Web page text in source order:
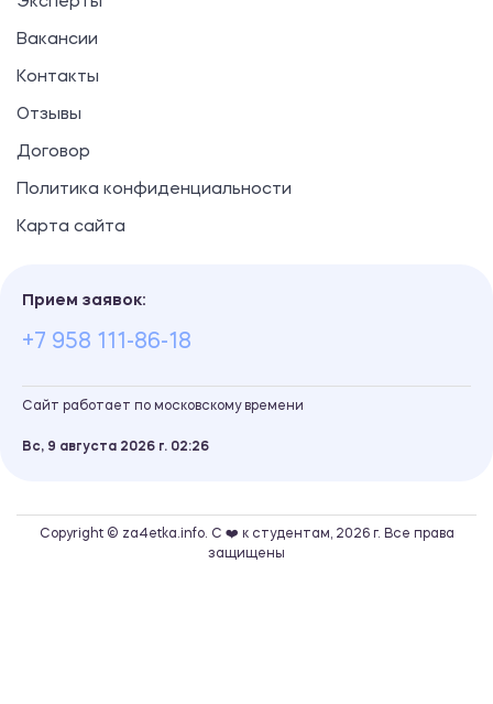
Вакансии
Контакты
Отзывы
Договор
Политика конфиденциальности
Карта сайта
Прием заявок:
+7 958 111-86-18
Сайт работает по московскому времени
Вс, 9 августа 2026 г. 02 26
Copyright © za4etka.info. С ❤️ к студентам, 2026 г. Все права
защищены